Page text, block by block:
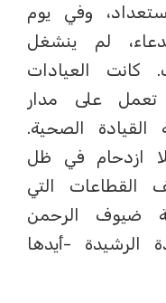
وفي يوم
لم ينشغل
العيادات
تعمل على مدار
القيادة الصحية.
ازدحام في ظل
القطاعات التي
ضيوف الرحمن
الرشيدة -أيدها